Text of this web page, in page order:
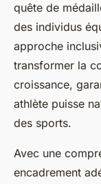
quête de
des individus
approche
transformer la
croissance,
athlète puisse
des sports.
Avec une
encadrement